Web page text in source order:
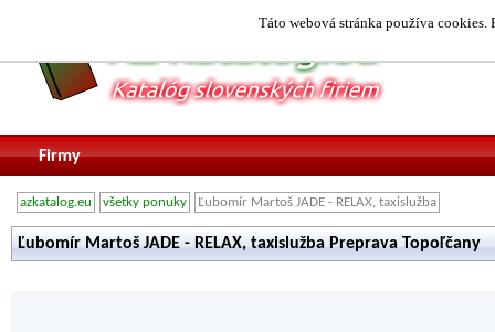
Táto webová stránka používa
Firmy
azkatalog.eu všetky ponuky Ľubomír Martoš JADE - RELAX, taxislužba
Ľubomír Martoš JADE - RELAX, taxislužba Preprava Topoľčany